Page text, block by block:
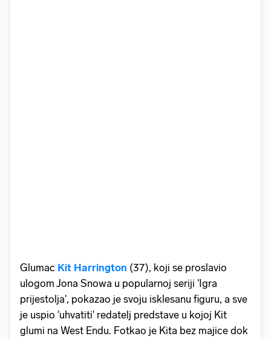
Glumac Kit Harrington (37), koji se proslavio
ulogom Jona Snowa u popularnoj seriji 'Igra
prijestolja', pokazao je svoju isklesanu figuru, a sve
je uspio 'uhvatiti' redatelj predstave u kojoj Kit
glumi na West Endu. Fotkao je Kita bez majice dok